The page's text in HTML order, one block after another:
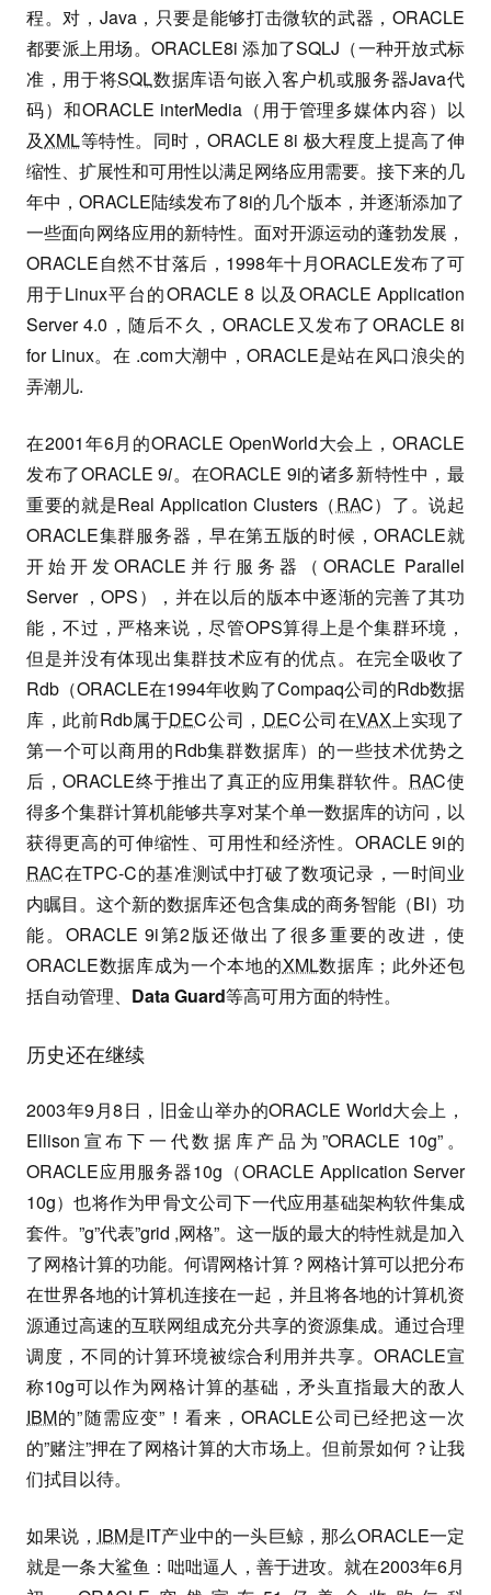
程。对，Java，只要是能够打击微软的武器，ORACLE
都要派上用场。ORACLE8i 添加了SQLJ（一种开放式标
准，用于将SQL数据库语句嵌入客户机或服务器Java代
码）和ORACLE interMedia（用于管理多媒体内容）以
及XML等特性。同时，ORACLE 8i 极大程度上提高了伸
缩性、扩展性和可用性以满足网络应用需要。接下来的几
年中，ORACLE陆续发布了8i的几个版本，并逐渐添加了
一些面向网络应用的新特性。面对开源运动的蓬勃发展，
ORACLE自然不甘落后，1998年十月ORACLE发布了可
用于Linux平台的ORACLE 8 以及ORACLE Application
Server 4.0，随后不久，ORACLE又发布了ORACLE 8i
for Linux。在 .com大潮中，ORACLE是站在风口浪尖的
弄潮儿.
在2001年6月的ORACLE OpenWorld大会上，ORACLE
发布了ORACLE 9i。在ORACLE 9i的诸多新特性中，最
重要的就是Real Application Clusters（RAC）了。说起
ORACLE集群服务器，早在第五版的时候，ORACLE就
开始开发ORACLE并行服务器（ORACLE Parallel
Server ，OPS），并在以后的版本中逐渐的完善了其功
能，不过，严格来说，尽管OPS算得上是个集群环境，
但是并没有体现出集群技术应有的优点。在完全吸收了
Rdb（ORACLE在1994年收购了Compaq公司的Rdb数据
库，此前Rdb属于DEC公司， DEC公司在VAX上实现了
第一个可以商用的Rdb集群数据库）的一些技术优势之
后，ORACLE终于推出了真正的应用集群软件。 RAC使
得多个集群计算机能够共享对某个单一数据库的访问，以
获得更高的可伸缩性、可用性和经济性。ORACLE 9i的
RAC在TPC-C的基准测试中打破了数项记录，一时间业
内瞩目。这个新的数据库还包含集成的商务智能（BI）功
能。ORACLE 9i第2版还做出了很多重要的改进，使
ORACLE数据库成为一个本地的XML数据库；此外还包
括自动管理、 Data Guard等高可用方面的特性。
历史还在继续
2003年9月8日，旧金山举办的ORACLE World大会上，
Ellison宣布下一代数据库产品为”ORACLE 10g”。
ORACLE应用服务器10g（ORACLE Application Server
10g）也将作为甲骨文公司下一代应用基础架构软件集成
套件。”g”代表”grid ,网格”。这一版的最大的特性就是加入
了网格计算的功能。何谓网格计算？网格计算可以把分布
在世界各地的计算机连接在一起，并且将各地的计算机资
源通过高速的互联网组成充分共享的资源集成。通过合理
调度，不同的计算环境被综合利用并共享。ORACLE宣
称10g可以作为网格计算的基础，矛头直指最大的敌人
IBM的”随需应变”！看来，ORACLE公司已经把这一次
的”赌注”押在了网格计算的大市场上。但前景如何？让我
们拭目以待。
如果说， IBM是IT产业中的一头巨鲸，那么ORACLE一定
就是一条大鲨鱼：咄咄逼人，善于进攻。就在2003年6月